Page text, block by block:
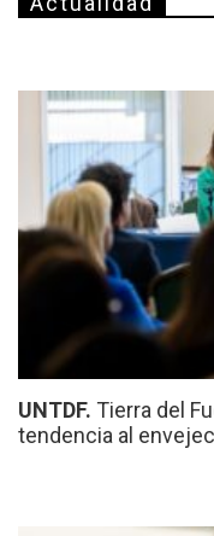
UNTDF. Tierra del
tendencia al